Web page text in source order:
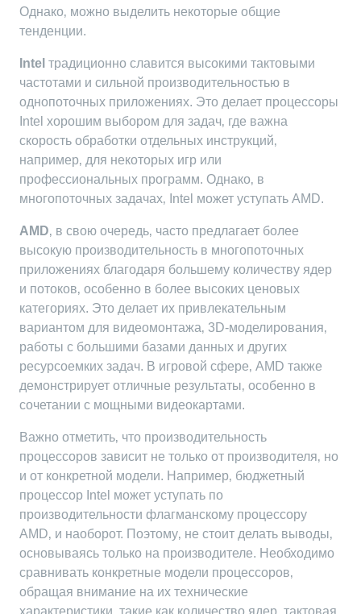
Однако‚ можно выделить некоторые общие
тенденции.
Intel традиционно славится высокими тактовыми
частотами и сильной производительностью в
однопоточных приложениях. Это делает процессоры
Intel хорошим выбором для задач‚ где важна
скорость обработки отдельных инструкций‚
например‚ для некоторых игр или
профессиональных программ. Однако‚ в
многопоточных задачах‚ Intel может уступать AMD.
AMD‚ в свою очередь‚ часто предлагает более
высокую производительность в многопоточных
приложениях благодаря большему количеству ядер
и потоков‚ особенно в более высоких ценовых
категориях. Это делает их привлекательным
вариантом для видеомонтажа‚ 3D-моделирования‚
работы с большими базами данных и других
ресурсоемких задач. В игровой сфере‚ AMD также
демонстрирует отличные результаты‚ особенно в
сочетании с мощными видеокартами.
Важно отметить‚ что производительность
процессоров зависит не только от производителя‚ но
и от конкретной модели. Например‚ бюджетный
процессор Intel может уступать по
производительности флагманскому процессору
AMD‚ и наоборот. Поэтому‚ не стоит делать выводы‚
основываясь только на производителе. Необходимо
сравнивать конкретные модели процессоров‚
обращая внимание на их технические
характеристики‚ такие как количество ядер‚ тактовая